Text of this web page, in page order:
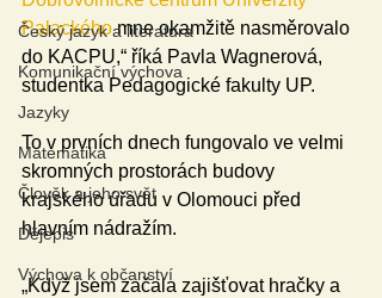
Český jazyk a literatura
Komunikační výchova
Jazyky
Matematika
Člověk a jeho svět
Dějepis
Výchova k občanství
Palackého mne okamžitě nasměrovalo
do KACPU,“ říká Pavla Wagnerová,
studentka Pedagogické fakulty UP.
To v prvních dnech fungovalo ve velmi
skromných prostorách budovy
krajského úřadu v Olomouci před
hlavním nádražím.
„Když jsem začala zajišťovat hračky a